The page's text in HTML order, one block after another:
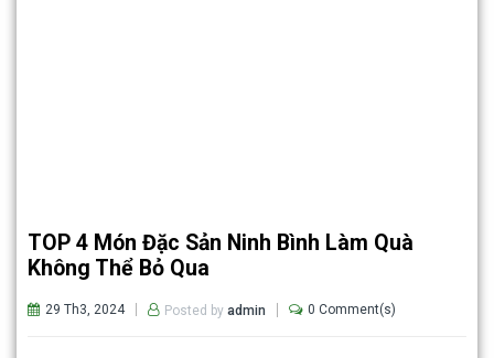
TOP 4 Món Đặc Sản Ninh Bình Làm Quà
Không Thể Bỏ Qua
29 Th3, 2024 Posted by admin 0 Comment(s)